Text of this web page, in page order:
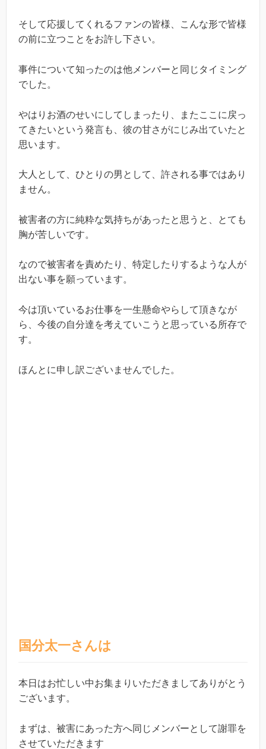
そして応援してくれるファンの皆様、こんな形で皆様
の前に立つことをお許し下さい。
事件について知ったのは他メンバーと同じタイミング
でした。
やはりお酒のせいにしてしまったり、またここに戻っ
てきたいという発言も、彼の甘さがにじみ出ていたと
思います。
大人として、ひとりの男として、許される事ではあり
ません。
被害者の方に純粋な気持ちがあったと思うと、とても
胸が苦しいです。
なので被害者を責めたり、特定したりするような人が
出ない事を願っています。
今は頂いているお仕事を一生懸命やらして頂きなが
ら、今後の自分達を考えていこうと思っている所存で
す。
ほんとに申し訳ございませんでした。
国分太一さんは
本日はお忙しい中お集まりいただきましてありがとう
ございます。
まずは、被害にあった方へ同じメンバーとして謝罪を
させていただきます